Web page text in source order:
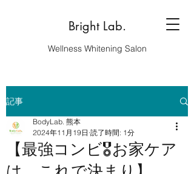
Bright Lab.
Wellness Whitening Salon
記事
【最強コンビ🎖️お家ケア
BodyLab. 熊本
2024年11月19日 読了時間: 1分